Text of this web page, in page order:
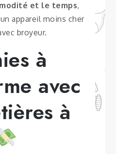
et le temps,
appareil moins cher
broyeur.
à
avec
à